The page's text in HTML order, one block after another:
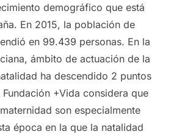
demográfico que está
En 2015, la población de
en 99.439 personas. En la
ámbito de actuación de la
ha descendido 2 puntos
+Vida considera que
son especialmente
época en la que la natalidad